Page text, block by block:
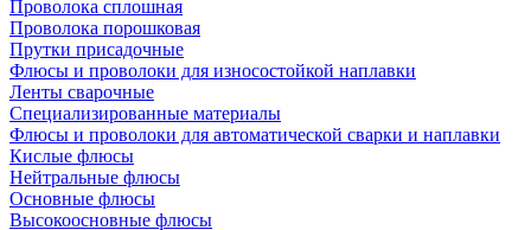
Проволока сплошная
Проволока порошковая
Прутки присадочные
Флюсы и проволоки для износостойкой наплавки
Ленты сварочные
Специализированные материалы
Флюсы и проволоки для автоматической сварки и наплавки
Кислые флюсы
Нейтральные флюсы
Основные флюсы
Высокоосновные флюсы